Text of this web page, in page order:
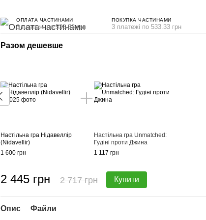
ОПЛАТА ЧАСТИНАМИ
3 платежі по 533.33 грн
ПОКУПКА ЧАСТИНАМИ
3 платежі по 533.33 грн
Разом дешевше
Настільна гра Нідавеллір
(Nidavellir)
1 600 грн
Настільна гра Unmatched:
Гудіні проти Джина
1 117 грн
2 445 грн 2 717 грн Купити
Опис Файли